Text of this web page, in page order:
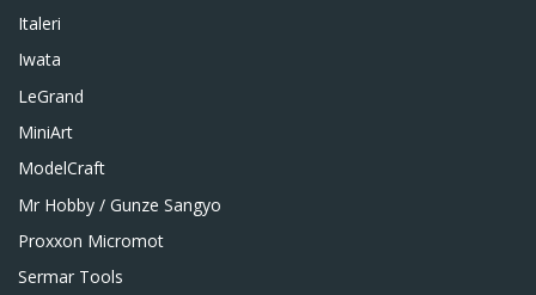
Italeri
Iwata
LeGrand
MiniArt
ModelCraft
Mr Hobby / Gunze Sangyo
Proxxon Micromot
Sermar Tools